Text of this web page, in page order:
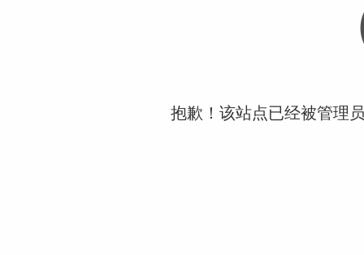
抱歉！该站点已经被管理